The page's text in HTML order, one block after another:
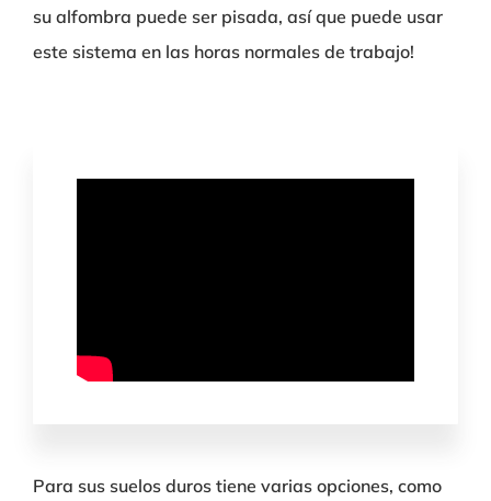
su alfombra puede ser pisada, así que puede usar
este sistema en las horas normales de trabajo!
Para sus suelos duros tiene varias opciones, como